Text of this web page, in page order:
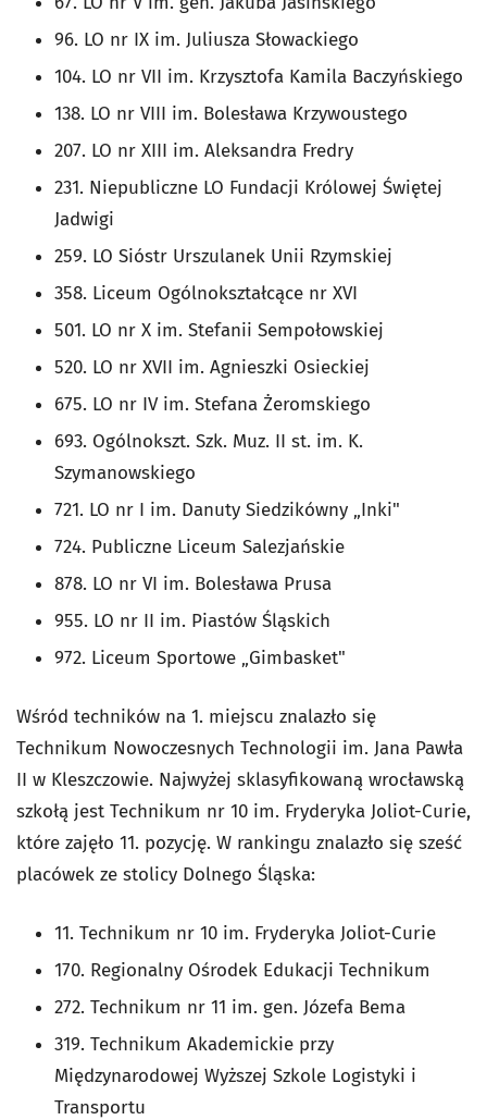
96. LO nr IX im. Juliusza Słowackiego
104. LO nr VII im. Krzysztofa Kamila Baczyńskiego
138. LO nr VIII im. Bolesława Krzywoustego
207. LO nr XIII im. Aleksandra Fredry
231. Niepubliczne LO Fundacji Królowej Świętej
Jadwigi
259. LO Sióstr Urszulanek Unii Rzymskiej
358. Liceum Ogólnokształcące nr XVI
501. LO nr X im. Stefanii Sempołowskiej
520. LO nr XVII im. Agnieszki Osieckiej
675. LO nr IV im. Stefana Żeromskiego
693. Ogólnokszt. Szk. Muz. II st. im. K.
Szymanowskiego
721. LO nr I im. Danuty Siedzikówny „Inki"
724. Publiczne Liceum Salezjańskie
878. LO nr VI im. Bolesława Prusa
955. LO nr II im. Piastów Śląskich
972. Liceum Sportowe „Gimbasket"
Wśród techników na 1. miejscu znalazło się
Technikum Nowoczesnych Technologii im. Jana Pawła
II w Kleszczowie. Najwyżej sklasyfikowaną wrocławską
szkołą jest Technikum nr 10 im. Fryderyka Joliot-Curie,
które zajęło 11. pozycję. W rankingu znalazło się sześć
placówek ze stolicy Dolnego Śląska:
11. Technikum nr 10 im. Fryderyka Joliot-Curie
170. Regionalny Ośrodek Edukacji Technikum
272. Technikum nr 11 im. gen. Józefa Bema
319. Technikum Akademickie przy
Międzynarodowej Wyższej Szkole Logistyki i
Transportu